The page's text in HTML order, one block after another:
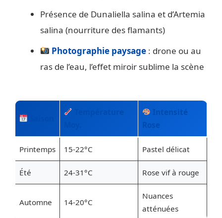
Présence de Dunaliella salina et d’Artemia
salina (nourriture des flamants)
Photographie paysage : drone ou au
ras de l’eau, l’effet miroir sublime la scène
Intensité
Rose
Printemps 15-22°C Pastel délicat
Été 24-31°C Rose vif à rouge
Automne 14-20°C
Nuances
atténuées